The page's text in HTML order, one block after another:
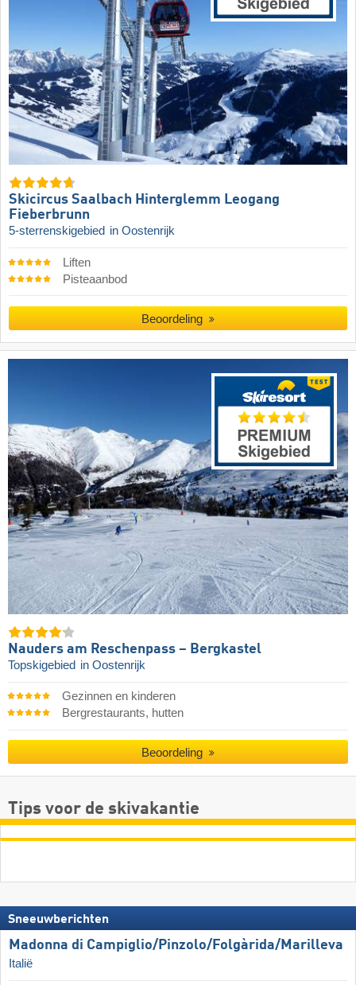
Skicircus Saalbach Hinterglemm Leogang
Fieberbrunn
5-sterrenskigebied in Oostenrijk
Liften
Pisteaanbod
Beoordeling
Nauders am Reschenpass – Bergkastel
Topskigebied in Oostenrijk
Gezinnen en kinderen
Bergrestaurants, hutten
Beoordeling
Tips voor de skivakantie
Sneeuwberichten
Madonna di Campiglio/​Pinzolo/​Folgàrida/​Marilleva
Italië